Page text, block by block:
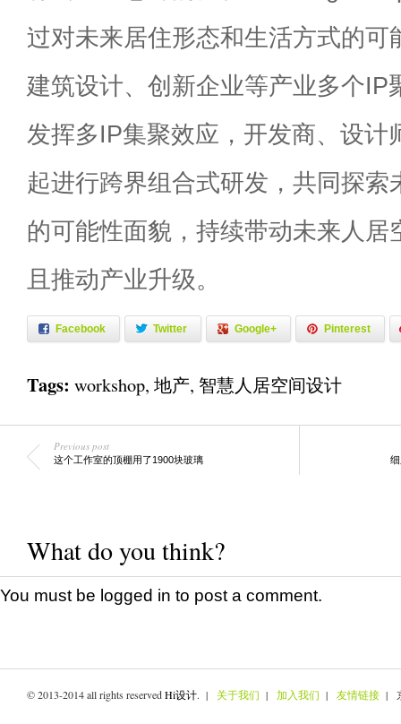
过对未来居住形态和生活方式的可
建筑设计、创新企业等产业多个IP
发挥多IP集聚效应，开发商、设计
起进行跨界组合式研发，共同探索
的可能性面貌，持续带动未来人居
且推动产业升级。
Facebook Twitter Google+ Pinterest
Tags: workshop, 地产, 智慧人居空间设计
Previous post
这个工作室的顶棚用了1900块玻璃
What do you think?
You must be logged in to post a comment.
© 2013-2014 all rights reservedHi设计. | 关于我们 | 加入我们 | 友情链接 |